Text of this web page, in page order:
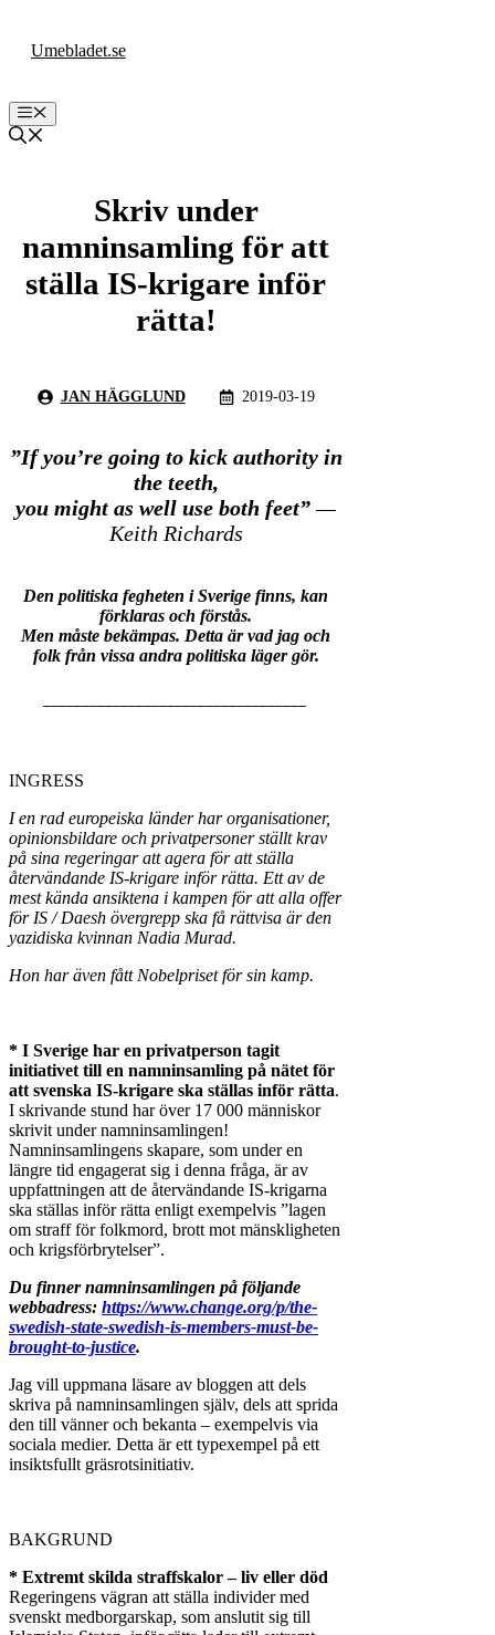
Umebladet.se
Meny
Skriv under
namninsamling för att
ställa IS-krigare inför
rätta!
JAN HÄGGLUND 2019-03-19
”If you’re going to kick authority in
the teeth,
you might as well use both feet”—
Keith Richards
Den politiska fegheten i Sverige finns, kan
förklaras och förstås.
Men måste bekämpas. Detta är vad jag och
folk från vissa andra politiska läger gör.
INGRESS
I en rad europeiska länder har organisationer,
opinionsbildare och privatpersoner ställt krav
på sina regeringar att agera för att ställa
återvändande IS-krigare inför rätta. Ett av de
mest kända ansiktena i kampen för att alla offer
för IS / Daesh övergrepp ska få rättvisa är den
yazidiska kvinnan Nadia Murad.
Hon har även fått Nobelpriset för sin kamp.
* I Sverige har en privatperson tagit
initiativet till en namninsamling på nätet för
att svenska IS-krigare ska ställas inför rätta.
I skrivande stund har över 17 000 människor
skrivit under namninsamlingen!
Namninsamlingens skapare, som under en
längre tid engagerat sig i denna fråga, är av
uppfattningen att de återvändande IS-krigarna
ska ställas inför rätta enligt exempelvis ”lagen
om straff för folkmord, brott mot mänskligheten
och krigsförbrytelser”.
Du finner namninsamlingen på följande
webbadress: https://www.change.org/p/the-
swedish-state-swedish-is-members-must-be-
brought-to-justice.
Jag vill uppmana läsare av bloggen att dels
skriva på namninsamlingen själv, dels att sprida
den till vänner och bekanta – exempelvis via
sociala medier. Detta är ett typexempel på ett
insiktsfullt gräsrotsinitiativ.
BAKGRUND
* Extremt skilda straffskalor – liv eller död
Regeringens vägran att ställa individer med
svenskt medborgarskap, som anslutit sig till